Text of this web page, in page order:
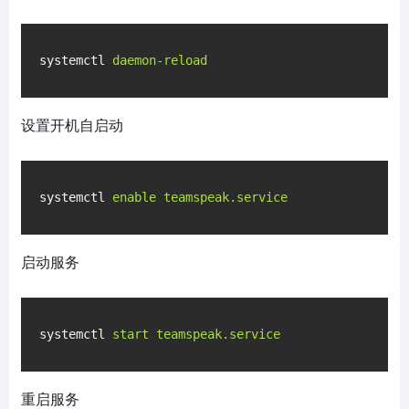
systemctl daemon-reload
设置开机自启动
systemctl enable teamspeak.service
启动服务
systemctl start teamspeak.service
重启服务